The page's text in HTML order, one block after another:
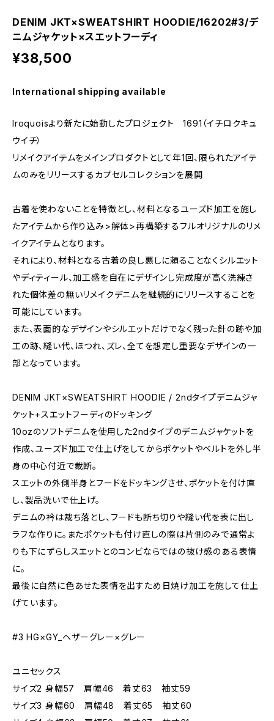
DENIM JKT×SWEATSHIRT HOODIE/16202#3/デ
ニムジャケット×スエットフーディ
¥38,500
International shipping available
Iroquoisより新たに始動したプロジェクト 1691（イチロクキュ
ウイチ）
リメイクアイテムをメインプロダクトとして年1回、限られたアイテ
ムのみをリリースするカプセルコレクションを展開
古着を使わないことを特徴とし、材料となるユーズド加工を施し
たアイテムから作り込み>解体>再構築するフルオリジナルのリメ
イクアイテムとなります。
それにより、材料となる古着の良し悪しに頼ることなくシルエット
やディティール、加工感を自在にデザインし完成度が高く洗練さ
れた個体差の無いリメイクデニムを継続的にリリースすることを
可能にしています。
また、表面的なデザインやシルエットだけでなく残った針の跡や加
工の跡、縫い代、ほつれ、ズレ、全てを想定し重要なデザインの一
部となっています。
DENIM JKT×SWEATSHIRT HOODIE / 2ndタイプデニムジャ
ケット+スエットフーディのドッキング
10ozのソフトデニムを使用した2ndタイプのデニムジャケットを
作成、ユーズド加工で仕上げをしてからポケットやベルトを外し半
身の中心付近で裁断。
スエットの外側半身とフードをドッキングさせ、ポケットを付け直
し、製品洗いで仕上げ。
デニムの衿は裁ち落とし、フードも断ち切りや縫い代を表に出し
ラフな作りに。またポケットも付け直しの際は片側のみで通常よ
りも下にずらしスエットとのコンビならではの抜け感のある表情
に。
最後に自然に色あせた表情を出すため日焼け加工を施して仕上
げています。
#3 HG×GY_ヘザーグレー×グレー
ユニセックス
サイズ2 身幅57 肩幅46 着丈63 袖丈59
サイズ3 身幅60 肩幅48 着丈65 袖丈60